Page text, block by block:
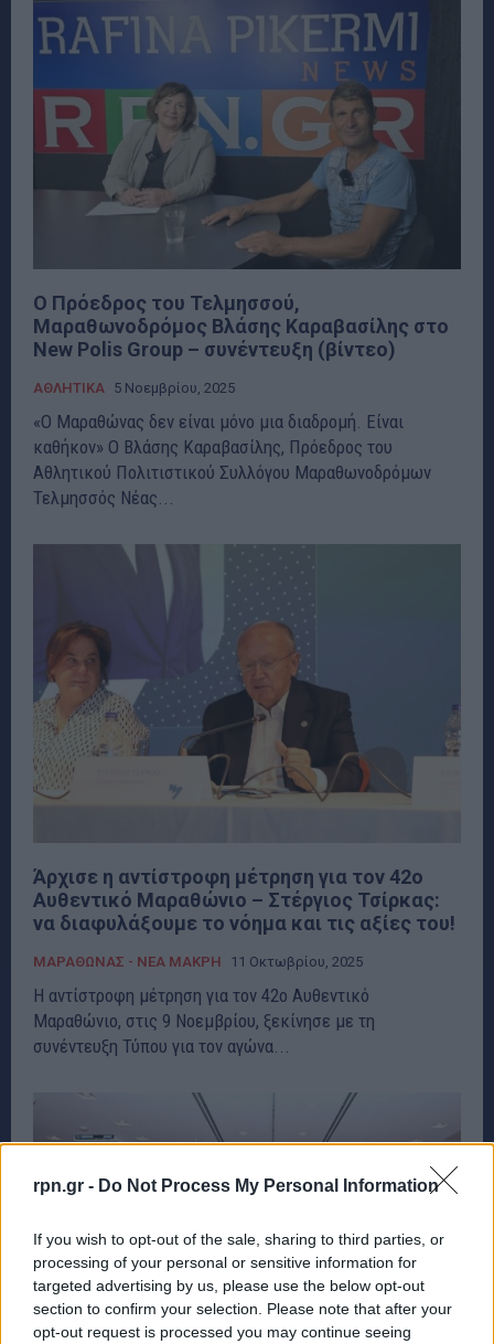
rpn.gr - Do Not Process My Personal Information
If you wish to opt-out of the sale, sharing to third parties, or
processing of your personal or sensitive information for
targeted advertising by us, please use the below opt-out
section to confirm your selection. Please note that after your
opt-out request is processed you may continue seeing
Ο Πρόεδρος του Τελμησσού,
Μαραθωνοδρόμος Βλάσης Καραβασίλης στο
New Polis Group – συνέντευξη (βίντεο)
ΑΘΛΗΤΙΚΑ 5 Νοεμβρίου, 2025
«Ο Μαραθώνας δεν είναι μόνο μια διαδρομή. Είναι
καθήκον» Ο Βλάσης Καραβασίλης, Πρόεδρος του
Αθλητικού Πολιτιστικού Συλλόγου Μαραθωνοδρόμων
Τελμησσός Νέας...
Άρχισε η αντίστροφη μέτρηση για τον 42ο
Αυθεντικό Μαραθώνιο – Στέργιος Τσίρκας:
να διαφυλάξουμε το νόημα και τις αξίες του!
ΜΑΡΑΘΩΝΑΣ - ΝΕΑ ΜΑΚΡΗ 11 Οκτωβρίου, 2025
Η αντίστροφη μέτρηση για τον 42ο Αυθεντικό
Μαραθώνιο, στις 9 Νοεμβρίου, ξεκίνησε με τη
συνέντευξη Τύπου για τον αγώνα...